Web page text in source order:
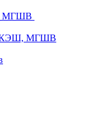
МГШВ
МГШВ